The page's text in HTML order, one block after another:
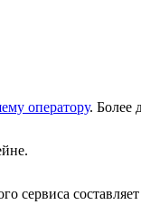
оператору. Более
сервиса